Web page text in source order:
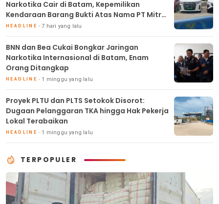
Narkotika Cair di Batam, Kepemilikan
Kendaraan Barang Bukti Atas Nama PT Mitra
Usaha Properti
HEADLINE 7 hari yang lalu
BNN dan Bea Cukai Bongkar Jaringan
Narkotika Internasional di Batam, Enam
Orang Ditangkap
HEADLINE 1 minggu yang lalu
Proyek PLTU dan PLTS Setokok Disorot:
Dugaan Pelanggaran TKA hingga Hak Pekerja
Lokal Terabaikan
HEADLINE 1 minggu yang lalu
TERPOPULER